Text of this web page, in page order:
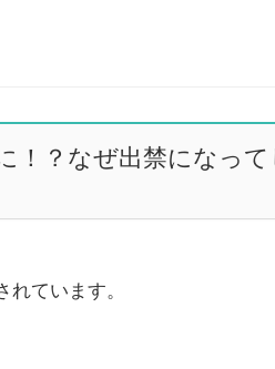
！？なぜ出禁になっ
ています。